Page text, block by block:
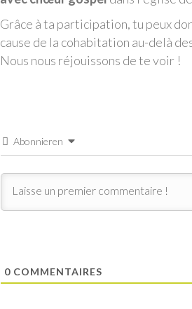
Grâce à ta participation, tu peux
cause de la cohabitation au-delà
Nous nous réjouissons de te voir !
Abonnieren
0 COMMENTAIRES